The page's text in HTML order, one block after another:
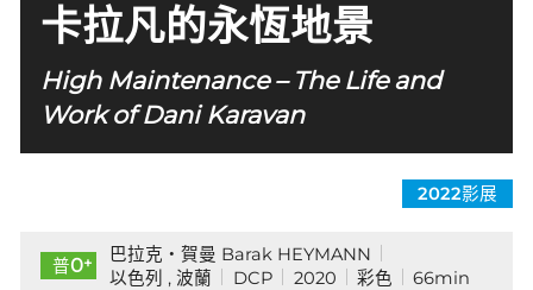
卡拉凡的永恆地景
High Maintenance – The Life and
Work of Dani Karavan
2022影展
普0+
巴拉克・賀曼 Barak HEYMANN
以色列 , 波蘭
DCP 2020 彩色 66min